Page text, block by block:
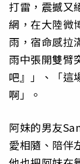
打雷，震撼又
網，在大陸微
雨，宿命感拉
雨中張開雙臂
吧』」、「這
啊」。
阿妹的男友
愛相隨、陪伴